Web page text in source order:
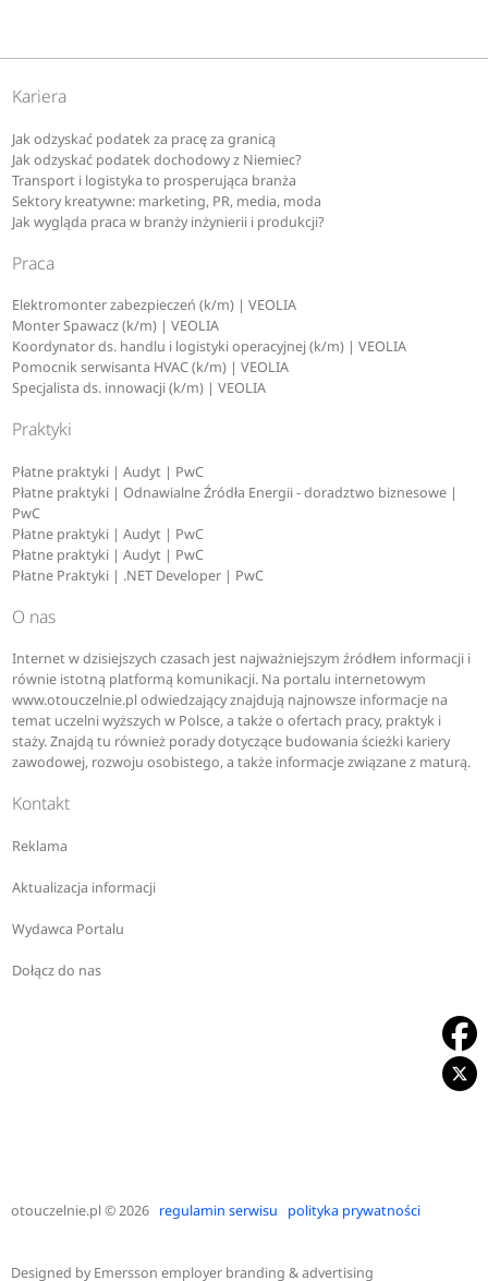
Kariera
Jak odzyskać podatek za pracę za granicą
Jak odzyskać podatek dochodowy z Niemiec?
Transport i logistyka to prosperująca branża
Sektory kreatywne: marketing, PR, media, moda
Jak wygląda praca w branży inżynierii i produkcji?
Praca
Elektromonter zabezpieczeń (k/m) | VEOLIA
Monter Spawacz (k/m) | VEOLIA
Koordynator ds. handlu i logistyki operacyjnej (k/m) | VEOLIA
Pomocnik serwisanta HVAC (k/m) | VEOLIA
Specjalista ds. innowacji (k/m) | VEOLIA
Praktyki
Płatne praktyki | Audyt | PwC
Płatne praktyki | Odnawialne Źródła Energii - doradztwo biznesowe |
PwC
Płatne praktyki | Audyt | PwC
Płatne praktyki | Audyt | PwC
Płatne Praktyki | .NET Developer | PwC
O nas
Internet w dzisiejszych czasach jest najważniejszym źródłem informacji i
równie istotną platformą komunikacji. Na portalu internetowym
www.otouczelnie.pl odwiedzający znajdują najnowsze informacje na
temat uczelni wyższych w Polsce, a także o ofertach pracy, praktyk i
staży. Znajdą tu również porady dotyczące budowania ścieżki kariery
zawodowej, rozwoju osobistego, a także informacje związane z maturą.
Kontakt
Reklama
Aktualizacja informacji
Wydawca Portalu
Dołącz do nas
otouczelnie.pl© 2026 regulamin serwisu polityka prywatności
Designed byEmersson employer branding & advertising